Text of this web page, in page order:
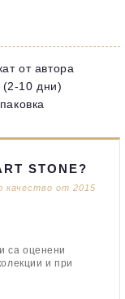
от автора
(2-10 дни)
STONE?
качество от 2015
са оценени
и при